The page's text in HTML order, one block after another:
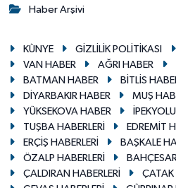
Haber Arşivi
KÜNYE GİZLİLİK POLİTİKASI
VAN HABER
AĞRI HABER
BATMAN HABER
BİTLİS
DİYARBAKIR HABER
MUŞ
YÜKSEKOVA HABER
TUŞBA HABERLERİ
EDREMİT
ERÇİŞ HABERLERİ
BAŞKALE
ÖZALP HABERLERİ
ÇALDIRAN HABERLERİ
ÇATAK